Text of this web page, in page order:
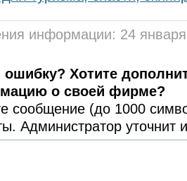
информации: 24
Хотите
о своей фирме?
сообщение (до 1000
Администратор